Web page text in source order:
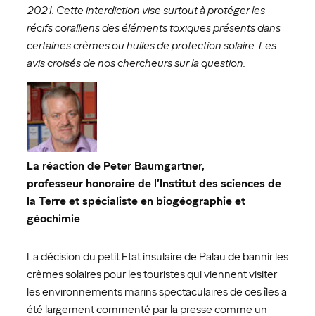
2021. Cette interdiction vise surtout à protéger les
récifs coralliens des éléments toxiques présents dans
certaines crèmes ou huiles de protection solaire. Les
avis croisés de nos chercheurs sur la question.
La réaction de Peter Baumgartner,
professeur honoraire de l’Institut des sciences de
la Terre et spécialiste en biogéographie et
géochimie
La décision du petit Etat insulaire de Palau de bannir les
crèmes solaires pour les touristes qui viennent visiter
les environnements marins spectaculaires de ces îles a
été largement commenté par la presse comme un